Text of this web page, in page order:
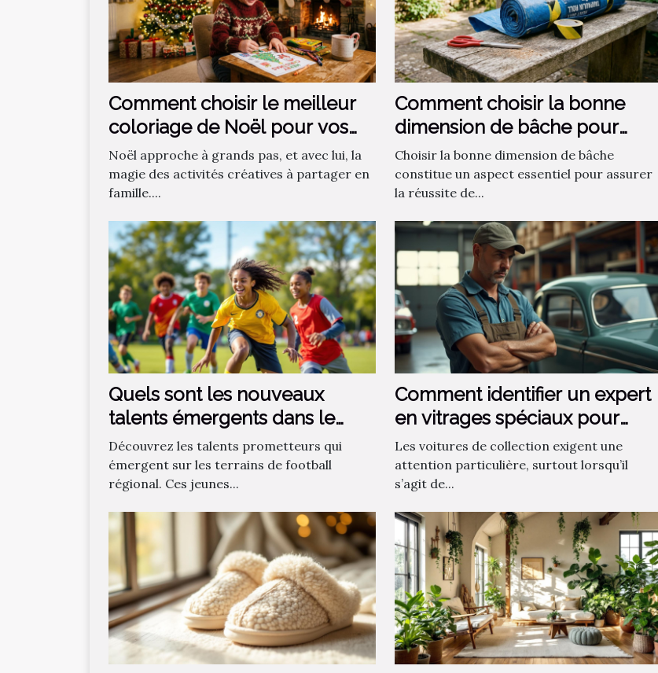
Comment choisir le meilleur
coloriage de Noël pour vos
enfants ?
Noël approche à grands pas, et avec lui, la
magie des activités créatives à partager en
famille....
Comment choisir la bonne
dimension de bâche pour
votre projet ?
Choisir la bonne dimension de bâche
constitue un aspect essentiel pour assurer
la réussite de...
Quels sont les nouveaux
talents émergents dans le
football régional ?
Découvrez les talents prometteurs qui
émergent sur les terrains de football
régional. Ces jeunes...
Comment identifier un expert
en vitrages spéciaux pour
voitures de collection ?
Les voitures de collection exigent une
attention particulière, surtout lorsqu’il
s’agit de...